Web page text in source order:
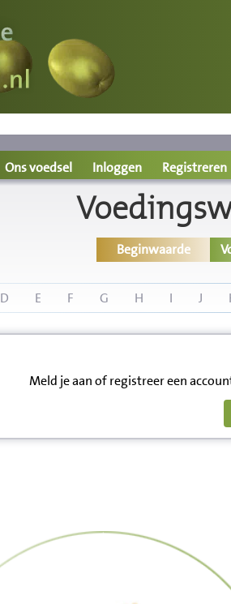
Ons voedsel Inloggen Registreren
Beginwaarde
D E F G H I J
Meld je aan of registreer een